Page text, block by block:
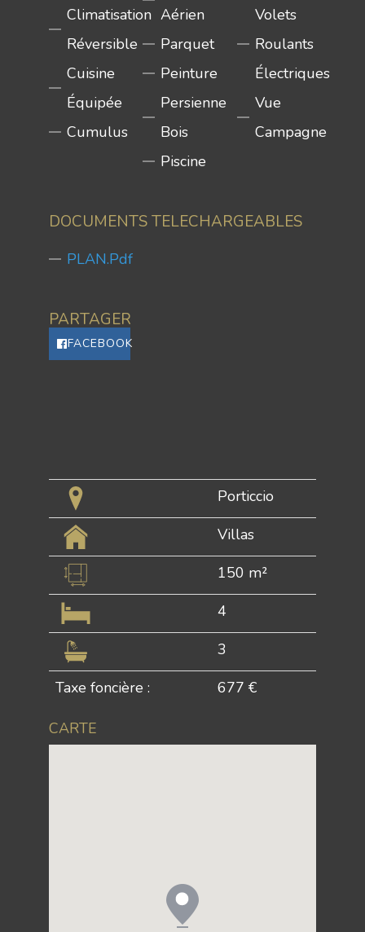
Climatisation
Réversible
Cuisine
Équipée
Cumulus
Aérien
Parquet
Peinture
Persienne
Bois
Piscine
Volets
Roulants
Électriques
Vue
Campagne
DOCUMENTS TELECHARGEABLES
PLAN.pdf
PARTAGER
FACEBOOK
Porticcio
Villas
150 m²
4
3
Taxe foncière :
677 €
CARTE